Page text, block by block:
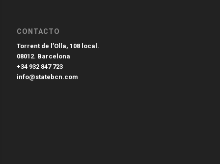
CONTACTO
Torrent de l’Olla, 108 local.
08012. Barcelona
+34 932 847 723
info@statebcn.com